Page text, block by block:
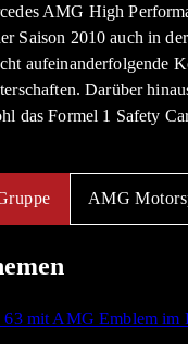
AMG High
Saison 2010 auch in
aufeinanderfolgende
Darüber
das Formel 1 Safety
AMG